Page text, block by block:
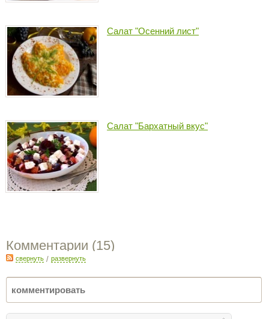
Салат "Осенний лист"
Салат "Бархатный вкус"
Комментарии (15)
свернуть / развернуть